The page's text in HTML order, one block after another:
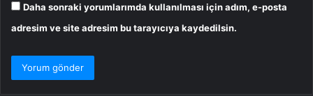
Daha sonraki yorumlarımda kullanılması için adım, e-posta
adresim ve site adresim bu tarayıcıya kaydedilsin.